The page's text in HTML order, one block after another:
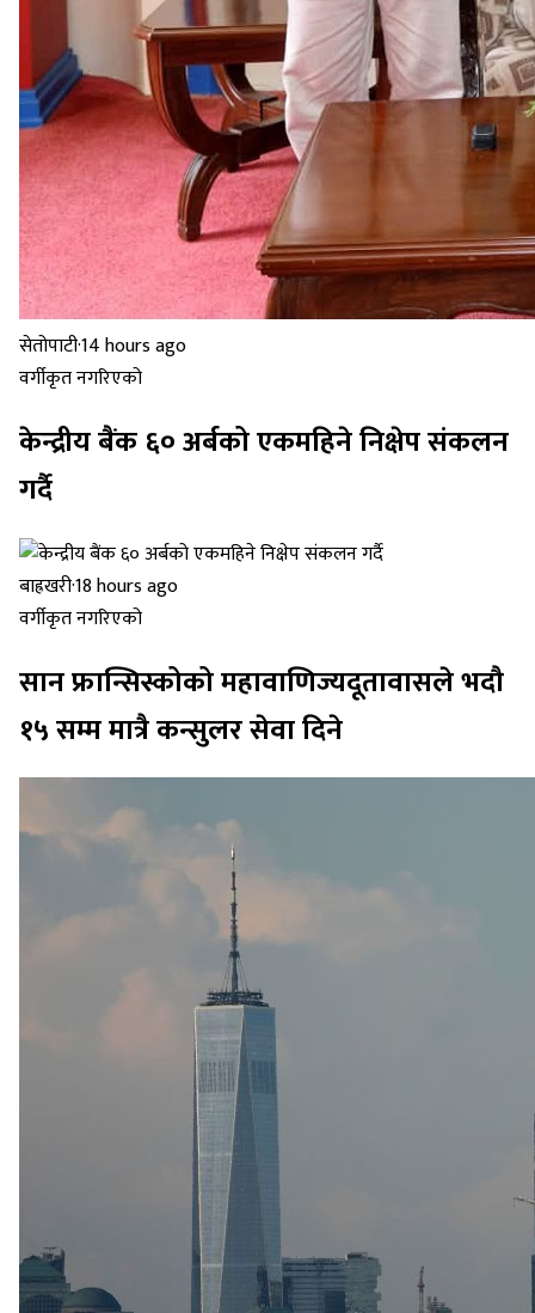
सेतोपाटी·14 hours ago
वर्गीकृत नगरिएको
केन्द्रीय बैंक ६० अर्बको एकमहिने निक्षेप संकलन
गर्दै
बाह्रखरी·18 hours ago
वर्गीकृत नगरिएको
सान फ्रान्सिस्कोको महावाणिज्यदूतावासले भदौ
१५ सम्म मात्रै कन्सुलर सेवा दिने